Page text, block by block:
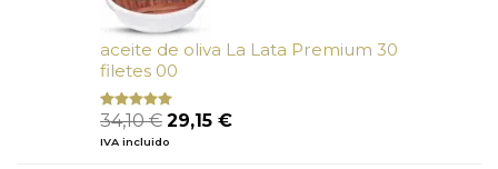
aceite de oliva La Lata Premium 30
filetes 00
Valorado
con
de 5
34,10€ El
precio
29,15 €El
IVA incluido